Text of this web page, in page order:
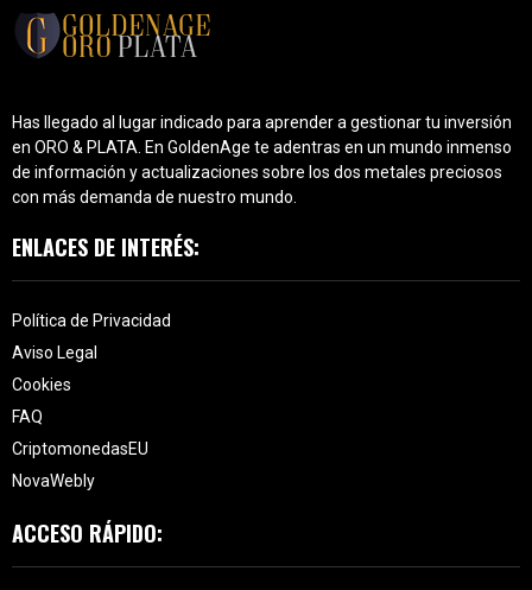
Has llegado al lugar indicado para aprender a gestionar tu inversión
en ORO & PLATA. En GoldenAge te adentras en un mundo inmenso
de información y actualizaciones sobre los dos metales preciosos
con más demanda de nuestro mundo.
ENLACES DE INTERÉS:
Política de Privacidad
Aviso Legal
Cookies
FAQ
CriptomonedasEU
NovaWebly
ACCESO RÁPIDO: